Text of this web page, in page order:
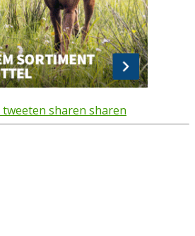
tweeten sharen sharen